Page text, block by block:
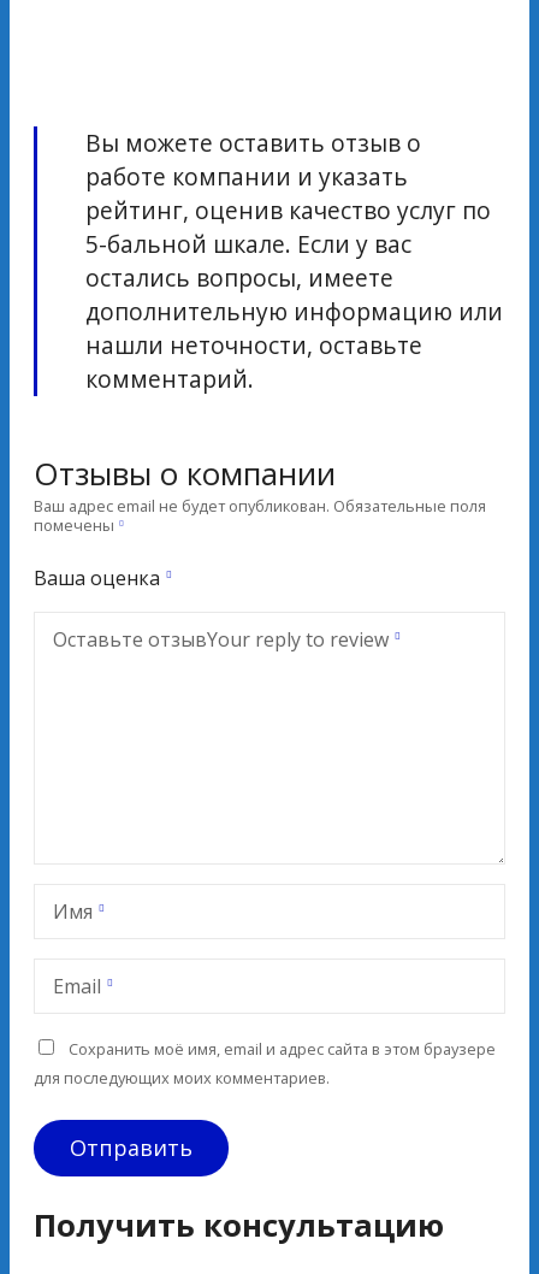
Вы можете оставить отзыв о
работе компании и указать
рейтинг, оценив качество услуг по
5-бальной шкале. Если у вас
остались вопросы, имеете
дополнительную информацию или
нашли неточности, оставьте
комментарий.
Отзывы о компании
Ваш адрес email не будет опубликован. Обязательные поля
помечены
Ваша оценка
Оставьте отзывYour reply to review
Имя
Email
Сохранить моё имя, email и адрес сайта в этом браузере
для последующих моих комментариев.
Получить консультацию